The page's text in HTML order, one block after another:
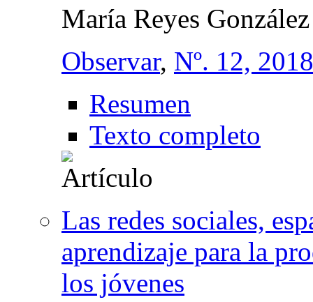
María Reyes
Observar, Nº. 12, 2018
Resumen
Texto completo
Las redes sociales,
aprendizaje para la
los jóvenes